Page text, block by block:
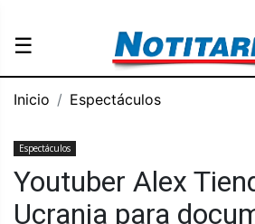
☰
Inicio Espectáculos
Espectáculos
Youtuber Alex
Ucrania para